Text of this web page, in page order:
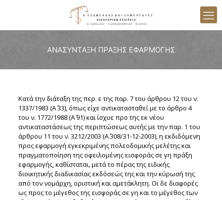
ΑΝΑΣΥΝΤΑΞΗ ΠΡΑΞΗΣ ΕΦΑΡΜΟΓΗΣ
Kατά την διάταξη της περ. ε της παρ. 7 του άρθρου 12 του ν.
1337/1983 (Α΄ 33), όπως είχε αντικατασταθεί με το άρθρο 4
του ν. 1772/1988 (Α΄ 91) και ίσχυε προ της εκ νέου
αντικαταστάσεως της περιπτώσεως αυτής με την παρ. 1 του
άρθρου 11 του ν. 3212/2003 (Α΄ 308/31-12-2003), η εκδιδόμενη
προς εφαρμογή εγκεκριμένης πολεοδομικής μελέτης και
πραγματοποίηση της οφειλομένης εισφοράς σε γη πράξη
εφαρμογής, καθίσταται, μετά το πέρας της ειδικής
διοικητικής διαδικασίας εκδόσεώς της και την κύρωσή της
από τον νομάρχη, οριστική και αμετάκλητη. Οι δε διαφορές
ως προς το μέγεθος της εισφοράς σε γη και το μέγεθος των